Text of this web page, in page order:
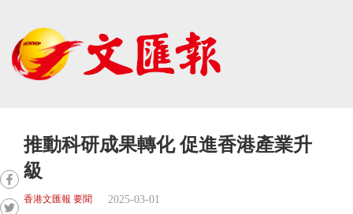
推動科研成果轉化 促進香港產業升
級
香港文匯報 要聞 2025-03-01